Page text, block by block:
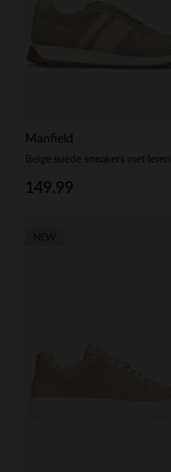
Manfield
149.99